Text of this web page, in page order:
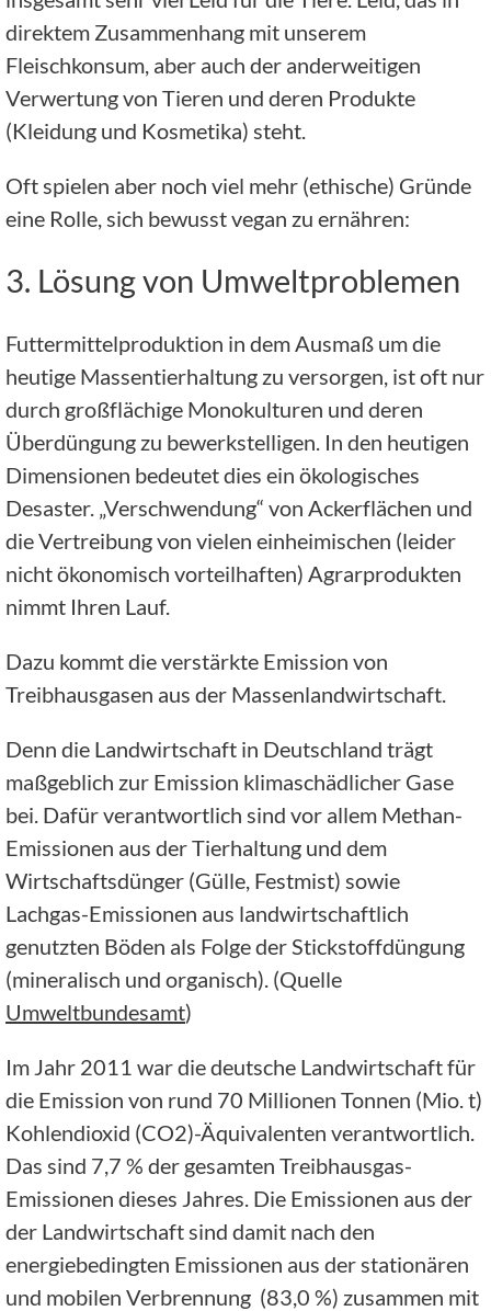
direktem Zusammenhang mit unserem
Fleischkonsum, aber auch der anderweitigen
Verwertung von Tieren und deren Produkte
(Kleidung und Kosmetika) steht.
Oft spielen aber noch viel mehr (ethische) Gründe
eine Rolle, sich bewusst vegan zu ernähren:
3. Lösung von Umweltproblemen
Futtermittelproduktion in dem Ausmaß um die
heutige Massentierhaltung zu versorgen, ist oft nur
durch großflächige Monokulturen und deren
Überdüngung zu bewerkstelligen. In den heutigen
Dimensionen bedeutet dies ein ökologisches
Desaster. „Verschwendung“ von Ackerflächen und
die Vertreibung von vielen einheimischen (leider
nicht ökonomisch vorteilhaften) Agrarprodukten
nimmt Ihren Lauf.
Dazu kommt die verstärkte Emission von
Treibhausgasen aus der Massenlandwirtschaft.
Denn die Landwirtschaft in Deutschland trägt
maßgeblich zur Emission klimaschädlicher Gase
bei. Dafür verantwortlich sind vor allem Methan-
Emissionen aus der Tierhaltung und dem
Wirtschaftsdünger (Gülle, Festmist) sowie
Lachgas-Emissionen aus landwirtschaftlich
genutzten Böden als Folge der Stickstoffdüngung
(mineralisch und organisch). (Quelle
Umweltbundesamt)
Im Jahr 2011 war die deutsche Landwirtschaft für
die Emission von rund 70 Millionen Tonnen (Mio. t)
Kohlendioxid (CO2)-Äquivalenten verantwortlich.
Das sind 7,7 % der gesamten Treibhausgas-
Emissionen dieses Jahres. Die Emissionen aus der
der Landwirtschaft sind damit nach den
energiebedingten Emissionen aus der stationären
und mobilen Verbrennung (83,0 %) zusammen mit